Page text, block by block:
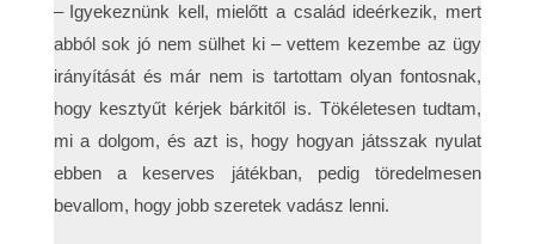
– Igyekeznünk kell, mielőtt a család ideérkezik, mert
abból sok jó nem sülhet ki – vettem kezembe az ügy
irányítását és már nem is tartottam olyan fontosnak,
hogy kesztyűt kérjek bárkitől is. Tökéletesen tudtam,
mi a dolgom, és azt is, hogy hogyan játsszak nyulat
ebben a keserves játékban, pedig töredelmesen
bevallom, hogy jobb szeretek vadász lenni.